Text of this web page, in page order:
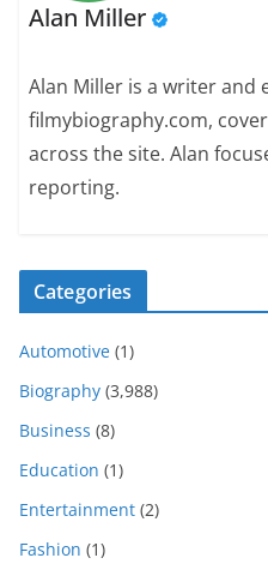
Alan Miller
Alan Miller is a writer
filmybiography.com,
across the site. Alan
reporting.
Categories
Automotive (1)
Biography (3,988)
Business (8)
Education (1)
Entertainment (2)
Fashion (1)